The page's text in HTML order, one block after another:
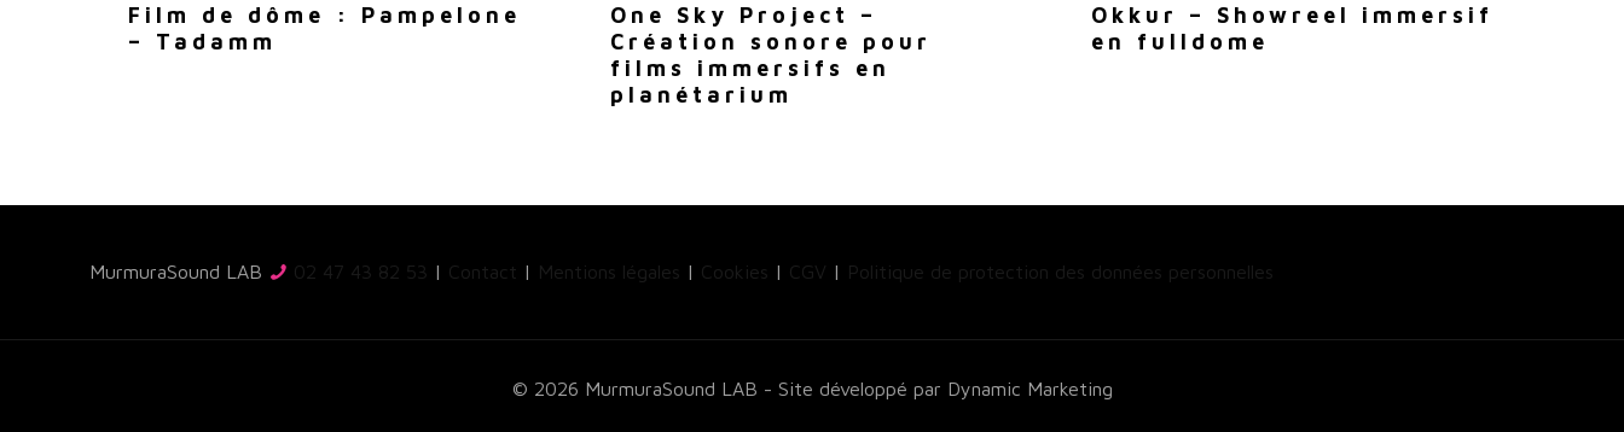
Film de dôme : Pampelone
– Tadamm
One Sky Project –
Création sonore pour
films immersifs en
planétarium
Okkur – Showreel immersif
en fulldome
MurmuraSound LAB 02 47 43 82 53 | Contact | Mentions légales | Cookies | CGV | Politique de protection des données personnelles
© 2026 MurmuraSound LAB - Site développé par Dynamic Marketing